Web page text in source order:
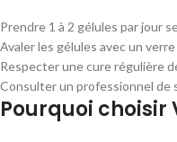
Prendre 1 à 2 gélules par jour
Avaler les gélules avec un
Respecter une cure régulière
Consulter un professionnel de
Pourquoi choisir